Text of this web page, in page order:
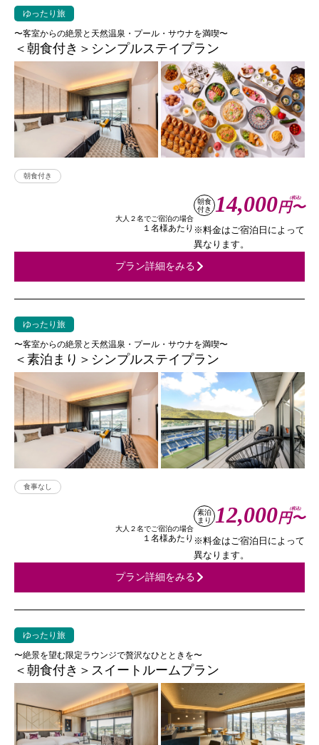
ゆったり旅
〜客室からの絶景と天然温泉・プール・サウナを満喫〜
＜朝食付き＞シンプルステイプラン
朝食付き
大人２名でご宿泊の場合
１名様あたり
朝食
付き
14,000円〜
(税込)
※料金はご宿泊日によって
異なります。
プラン詳細をみる
ゆったり旅
〜客室からの絶景と天然温泉・プール・サウナを満喫〜
＜素泊まり＞シンプルステイプラン
食事なし
大人２名でご宿泊の場合
１名様あたり
素泊
まり
12,000円〜
(税込)
※料金はご宿泊日によって
異なります。
プラン詳細をみる
ゆったり旅
〜絶景を望む限定ラウンジで贅沢なひとときを〜
＜朝食付き＞スイートルームプラン